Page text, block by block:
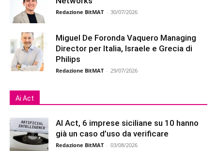
Redazione BitMAT - 30/07/2026
Miguel De Foronda Vaquero Managing
Director per Italia, Israele e Grecia di
Philips
Redazione BitMAT - 29/07/2026
Ai Act
AI Act, 6 imprese siciliane su 10 hanno
già un caso d’uso da verificare
Redazione BitMAT - 03/08/2026